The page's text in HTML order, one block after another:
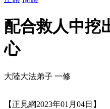
配合救人中挖
心
大陸大法弟子 一修
【正見網2023年01月04日】